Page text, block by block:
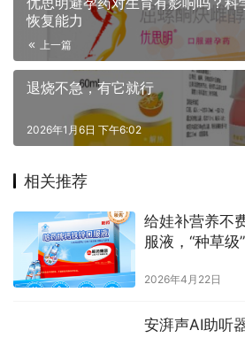
恢复能力
上一篇
退烧不急，有它就行
2026年1月6日 下午6:02
相关推荐
给娃补营养不
服液，“种草级
2026年4月22日
安湃声AI助听